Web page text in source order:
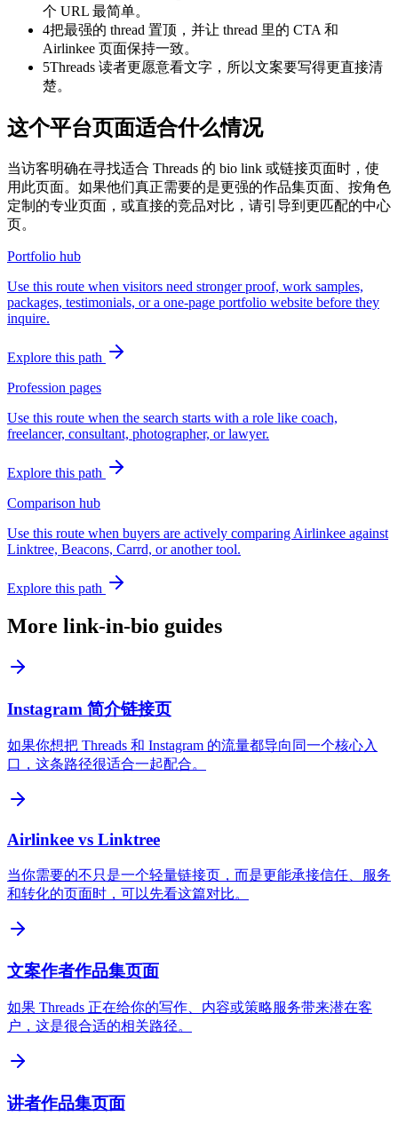
个 URL 最简单。
4把最强的 thread 置顶，并让 thread 里的 CTA 和
Airlinkee 页面保持一致。
5Threads 读者更愿意看文字，所以文案要写得更直接清
楚。
这个平台页面适合什么情况
当访客明确在寻找适合 Threads 的 bio link 或链接页面时，使
用此页面。如果他们真正需要的是更强的作品集页面、按角色
定制的专业页面，或直接的竞品对比，请引导到更匹配的中心
页。
Portfolio hub
Use this route when visitors need stronger proof, work samples,
packages, testimonials, or a one-page portfolio website before they
inquire.
Explore this path
Profession pages
Use this route when the search starts with a role like coach,
freelancer, consultant, photographer, or lawyer.
Explore this path
Comparison hub
Use this route when buyers are actively comparing Airlinkee against
Linktree, Beacons, Carrd, or another tool.
Explore this path
More link-in-bio guides
Instagram 简介链接页
如果你想把 Threads 和 Instagram 的流量都导向同一个核心入
口，这条路径很适合一起配合。
Airlinkee vs Linktree
当你需要的不只是一个轻量链接页，而是更能承接信任、服务
和转化的页面时，可以先看这篇对比。
文案作者作品集页面
如果 Threads 正在给你的写作、内容或策略服务带来潜在客
户，这是很合适的相关路径。
讲者作品集页面